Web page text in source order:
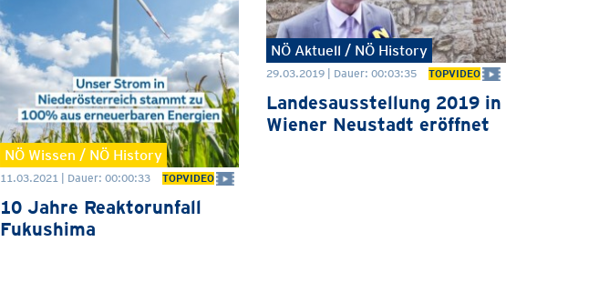
NÖ Wissen / NÖ History
11.03.2021 | Dauer: 00:00:33 TOPVIDEO
10 Jahre Reaktorunfall
Fukushima
NÖ Aktuell / NÖ History
29.03.2019 | Dauer: 00:03:35 TOPVIDEO
Landesausstellung 2019 in
Wiener Neustadt eröffnet